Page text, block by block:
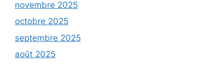
novembre 2025
octobre 2025
septembre 2025
août 2025